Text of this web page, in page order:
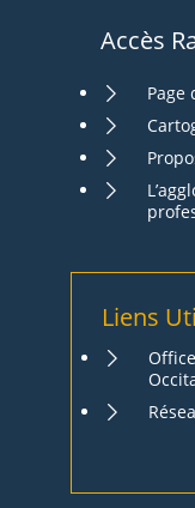
Accès
Page
Liens